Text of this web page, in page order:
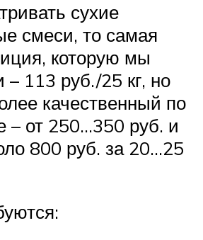
сухие
смеси, то самая
которую мы
113 руб./25 кг, но
качественный по
– от 250…350 руб. и
800 руб. за 20…25